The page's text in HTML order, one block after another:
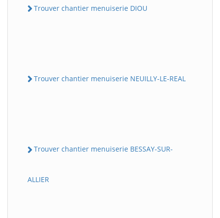
Trouver chantier menuiserie DIOU
Trouver chantier menuiserie NEUILLY-LE-REAL
Trouver chantier menuiserie BESSAY-SUR-
ALLIER